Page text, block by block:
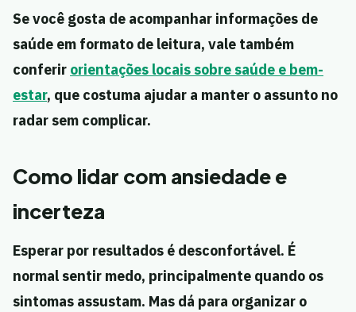
Se você gosta de acompanhar informações de
saúde em formato de leitura, vale também
conferir orientações locais sobre saúde e bem-
estar, que costuma ajudar a manter o assunto no
radar sem complicar.
Como lidar com ansiedade e
incerteza
Esperar por resultados é desconfortável. É
normal sentir medo, principalmente quando os
sintomas assustam. Mas dá para organizar o